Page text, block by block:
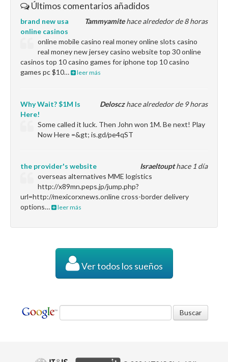
Últimos comentarios añadidos
Tammyamitehace alrededor de 8 horas
brand new usa
online casinos
online mobile casino real money online slots casino
real money new jersey casino website top 30 online
casinos top 10 casino games for iphone top 10 casino
games pc $10…
leer más
Delosczhace alrededor de 9 horas
Why Wait? $1M Is
Here!
Some called it luck. Then John won 1M. Be next! Play
Now Here =&gt; is.gd/pe4qST
Israeltoupthace 1 día
the provider's website
overseas alternatives MME logistics
http://x89mn.peps.jp/jump.php?
url=http://mexicorxnews.online cross-border delivery
options…
leer más
Ver todos los sueños